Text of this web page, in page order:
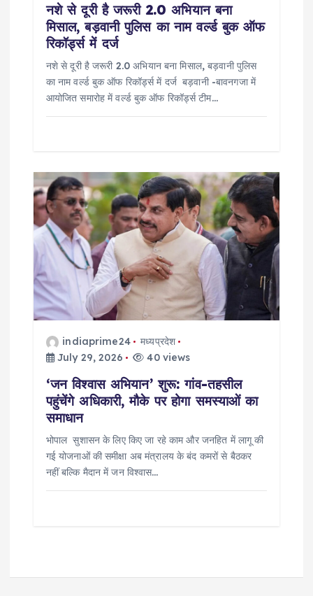
नशे से दूरी है जरूरी 2.0 अभियान बना
मिसाल, बड़वानी पुलिस का नाम वर्ल्ड बुक ऑफ
रिकॉर्ड्स में दर्ज
नशे से दूरी है जरूरी 2.0 अभियान बना मिसाल, बड़वानी पुलिस
का नाम वर्ल्ड बुक ऑफ रिकॉर्ड्स में दर्ज बड़वानी -बावनगजा में
आयोजित समारोह में वर्ल्ड बुक ऑफ रिकॉर्ड्स टीम…
indiaprime24
मध्यप्रदेश
July 29, 2026
40 views
‘जन विश्वास अभियान’ शुरू: गांव-तहसील
पहुंचेंगे अधिकारी, मौके पर होगा समस्याओं का
समाधान
भोपाल सुशासन के लिए किए जा रहे काम और जनहित में लागू की
गई योजनाओं की समीक्षा अब मंत्रालय के बंद कमरों से बैठकर
नहीं बल्कि मैदान में जन विश्वास…